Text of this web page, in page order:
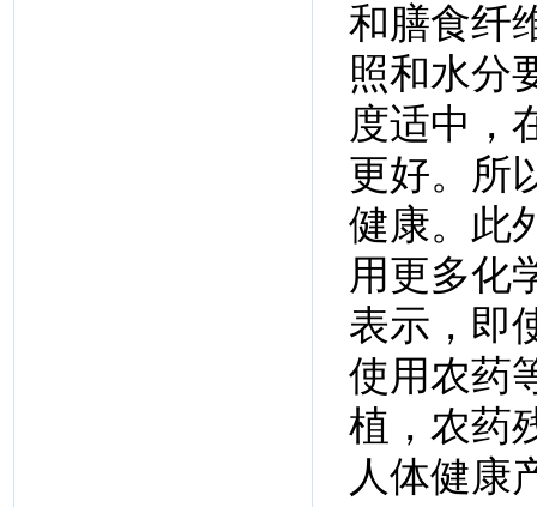
和膳食纤
照和水分
度适中，
更好。所
健康。此
用更多化
表示，即
使用农药
植，农药
人体健康